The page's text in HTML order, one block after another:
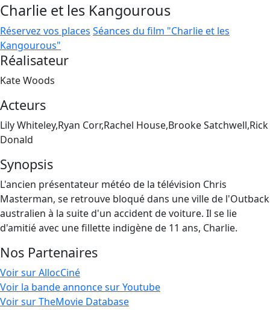
Charlie et les Kangourous
Réservez vos places Séances du film "Charlie et les
Kangourous"
Réalisateur
Kate Woods
Acteurs
Lily Whiteley,Ryan Corr,Rachel House,Brooke Satchwell,Rick
Donald
Synopsis
L'ancien présentateur météo de la télévision Chris
Masterman, se retrouve bloqué dans une ville de l'Outback
australien à la suite d'un accident de voiture. Il se lie
d'amitié avec une fillette indigène de 11 ans, Charlie.
Nos Partenaires
Voir sur AllocCiné
Voir la bande annonce sur Youtube
Voir sur TheMovie Database